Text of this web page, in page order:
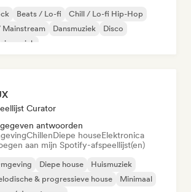
Beats / Lo-fi
Chill / Lo-fi Hip-Hop
Dansmuziek
Disco
Curator
antwoorden
ChillenDiepe houseElektronica
aan mijn Spotify-afspeellijst(en)
Diepe house
Huismuziek
& progressieve house
Minimaal